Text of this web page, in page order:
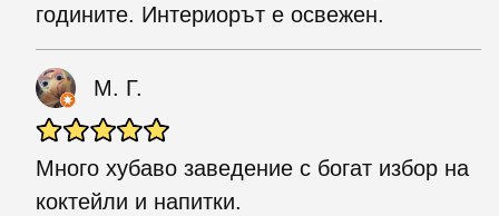
годините. Интериорът е освежен.
М. Г.
Много хубаво заведение с богат избор на
коктейли и напитки.